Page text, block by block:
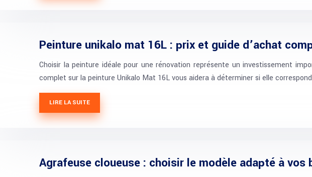
Peinture unikalo mat 16L : prix et guide d’achat
Choisir la peinture idéale pour une rénovation représente un investissement
complet sur la peinture Unikalo Mat 16L vous aidera à déterminer si elle
LIRE LA SUITE
Agrafeuse cloueuse : choisir le modèle adapté à vos